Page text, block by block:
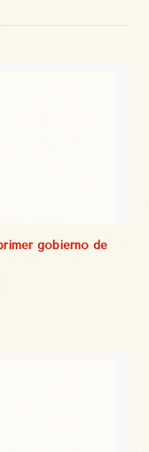
gobierno de